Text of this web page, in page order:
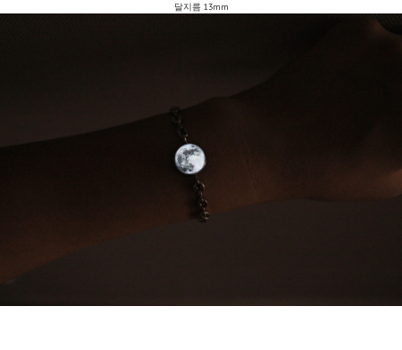
달지름 13mm